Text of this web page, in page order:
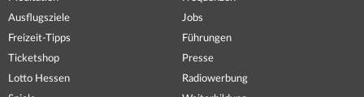
Ausflugsziele
Freizeit-Tipps
Ticketshop
Lotto Hessen
Jobs
Führungen
Presse
Radiowerbung